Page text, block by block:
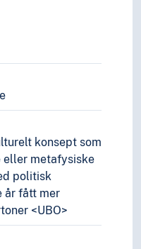
konsept som
eller metafysiske
politisk
år fått mer
<UBO>